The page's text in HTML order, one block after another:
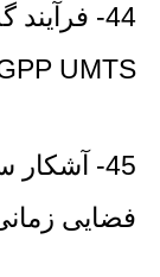
44-
UMTS
45-
فضایی